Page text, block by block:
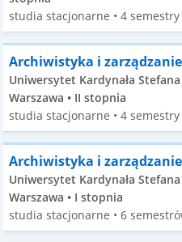
studia stacjonarne • 4 semestry
Archiwistyka i
Uniwersytet Kardynała
Warszawa • II stopnia
studia stacjonarne • 4 semestry
Archiwistyka i
Uniwersytet Kardynała
Warszawa • I stopnia
studia stacjonarne • 6